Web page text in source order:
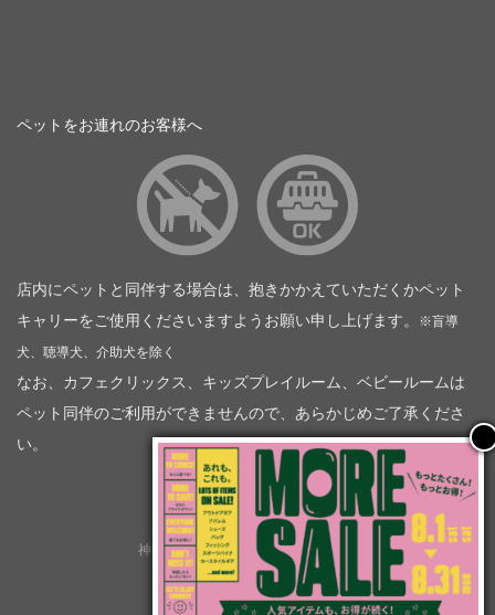
ペットをお連れのお客様へ
店内にペットと同伴する場合は、抱きかかえていただくかペット
キャリーをご使用くださいますようお願い申し上げます。
※盲導
犬、聴導犬、介助犬を除く
なお、カフェクリックス、キッズプレイルーム、ベビールームは
ペット同伴のご利用ができませんので、あらかじめご了承くださ
い。
神奈川トヨタ自動車（企業情報）
トヨタモビリティ神奈川
株式会社会社ＫＴグループ